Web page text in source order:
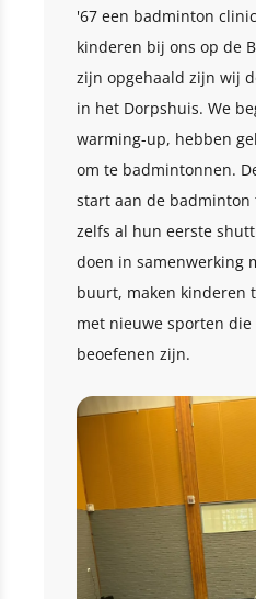
'67 een badminton
kinderen bij ons op de
zijn opgehaald zijn wij
in het Dorpshuis. We
warming-up, hebben
om te badmintonnen.
start aan de badminton
zelfs al hun eerste
doen in samenwerking
buurt, maken kinderen
met nieuwe sporten
beoefenen zijn.